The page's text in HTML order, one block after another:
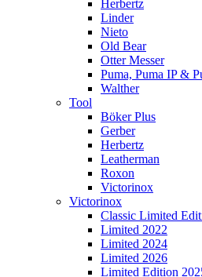
Herbertz
Linder
Nieto
Old Bear
Otter Messer
Puma, Puma IP &
Walther
Tool
Böker Plus
Gerber
Herbertz
Leatherman
Roxon
Victorinox
Victorinox
Classic Limited
Limited 2022
Limited 2024
Limited 2026
Limited Edition